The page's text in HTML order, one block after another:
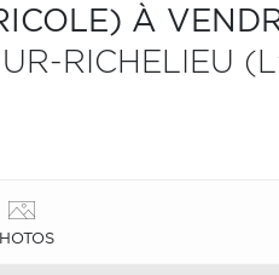
À
RICHELIEU